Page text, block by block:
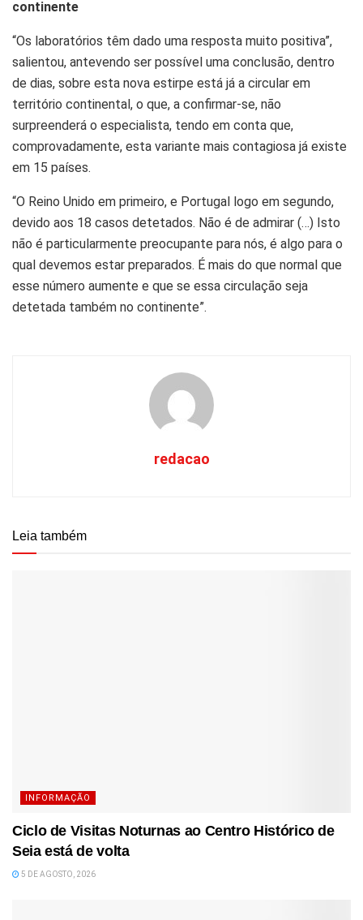
continente
“Os laboratórios têm dado uma resposta muito positiva”,
salientou, antevendo ser possível uma conclusão, dentro
de dias, sobre esta nova estirpe está já a circular em
território continental, o que, a confirmar-se, não
surpreenderá o especialista, tendo em conta que,
comprovadamente, esta variante mais contagiosa já existe
em 15 países.
“O Reino Unido em primeiro, e Portugal logo em segundo,
devido aos 18 casos detetados. Não é de admirar (…) Isto
não é particularmente preocupante para nós, é algo para o
qual devemos estar preparados. É mais do que normal que
esse número aumente e que se essa circulação seja
detetada também no continente”.
redacao
Leia também
INFORMAÇÃO
Ciclo de Visitas Noturnas ao Centro Histórico de
Seia está de volta
5 DE AGOSTO, 2026